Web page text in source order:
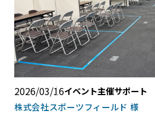
2026/03/16イベント主催サポート
株式会社スポーツフィールド 様